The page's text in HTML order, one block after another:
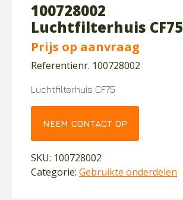
100728002
Luchtfilterhuis CF75
Prijs op aanvraag
Referentienr. 100728002
Luchtfilterhuis CF75
NEEM CONTACT OP
SKU: 100728002
Categorie: Gebruikte onderdelen